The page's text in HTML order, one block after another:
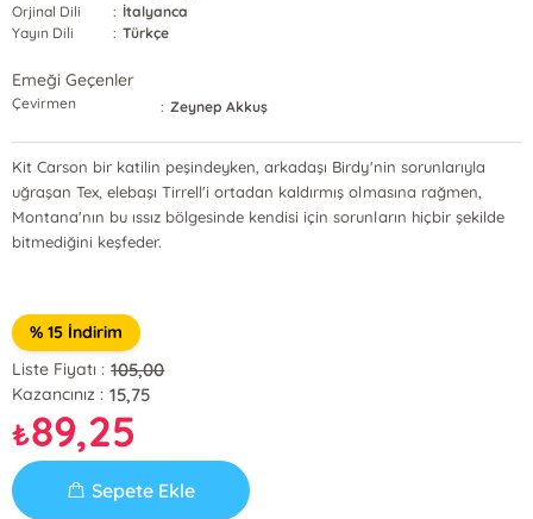
Orjinal Dili
: İtalyanca
Yayın Dili
: Türkçe
Emeği Geçenler
Çevirmen : Zeynep Akkuş
Kit Carson bir katilin peşindeyken, arkadaşı Birdy'nin sorunlarıyla
uğraşan Tex, elebaşı Tirrell'i ortadan kaldırmış olmasına rağmen,
Montana'nın bu ıssız bölgesinde kendisi için sorunların hiçbir şekilde
bitmediğini keşfeder.
% 15 İndirim
Liste Fiyatı : 105,00
Kazancınız : 15,75
₺89,25
Sepete Ekle